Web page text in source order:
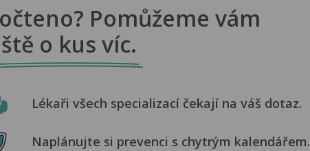
Pomůžeme vám
o kus víc.
Lékaři všech specializací čekají na váš dotaz.
Naplánujte si prevenci s chytrým kalendářem.